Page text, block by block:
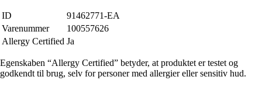
ID
91462771-EA
Varenummer
100557626
Allergy Certified Ja
Egenskaben “Allergy Certified” betyder, at produktet er testet og
godkendt til brug, selv for personer med allergier eller sensitiv hud.